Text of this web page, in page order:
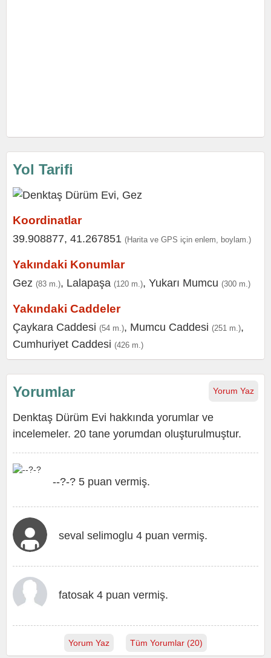
Yol Tarifi
Koordinatlar
39.908877, 41.267851 (Harita ve GPS için enlem, boylam.)
Yakındaki Konumlar
Gez (83 m.), Lalapaşa (120 m.), Yukarı Mumcu (300 m.)
Yakındaki Caddeler
Çaykara Caddesi (54 m.), Mumcu Caddesi (251 m.),
Cumhuriyet Caddesi (426 m.)
Yorum Yaz
Yorumlar
Denktaş Dürüm Evi hakkında yorumlar ve
incelemeler. 20 tane yorumdan oluşturulmuştur.
--?-? 5 puan vermiş.
seval selimoglu 4 puan vermiş.
fatosak 4 puan vermiş.
Yorum Yaz Tüm Yorumlar (20)